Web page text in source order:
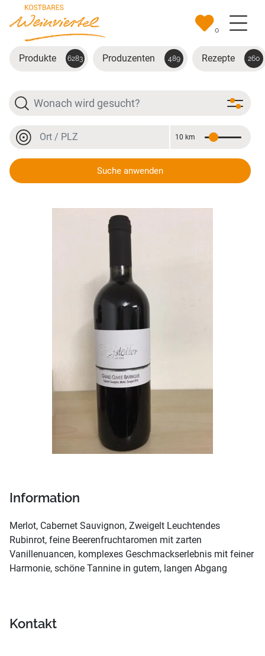
Zum Hauptinhalt springen
0
Produkte 6283 Produzenten 489 Rezepte 260
Suche
Ort oder PLZ
Entfernung
10 km
Suche anwenden
Cuvée Barrique
Information
Merlot, Cabernet Sauvignon, Zweigelt Leuchtendes
Rubinrot, feine Beerenfruchtaromen mit zarten
Vanillenuancen, komplexes Geschmackserlebnis mit feiner
Harmonie, schöne Tannine in gutem, langen Abgang
Kontakt